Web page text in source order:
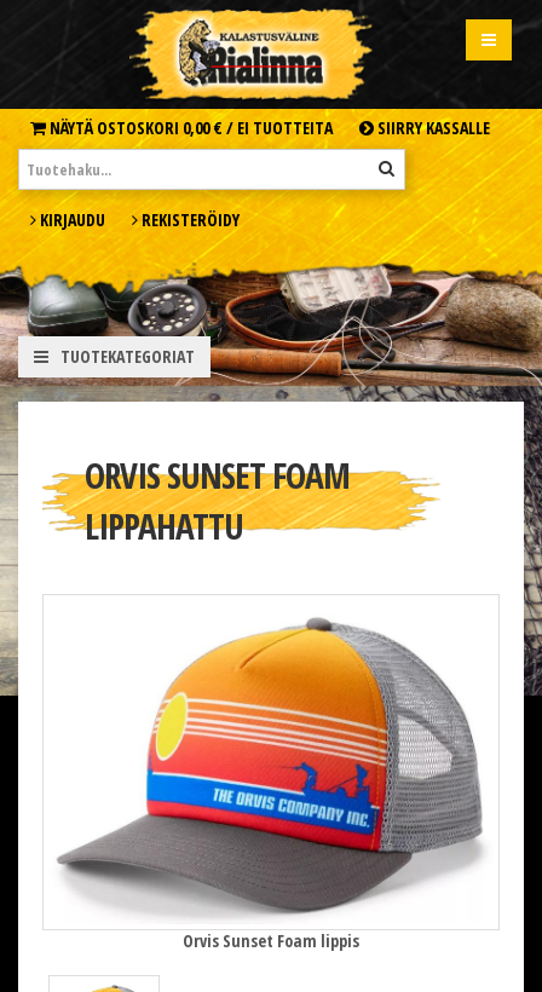
NÄYTÄ OSTOSKORI 0,00 € / EI TUOTTEITA SIIRRY KASSALLE
KIRJAUDU REKISTERÖIDY
TUOTEKATEGORIAT
ORVIS SUNSET FOAM
LIPPAHATTU
Orvis Sunset Foam lippis